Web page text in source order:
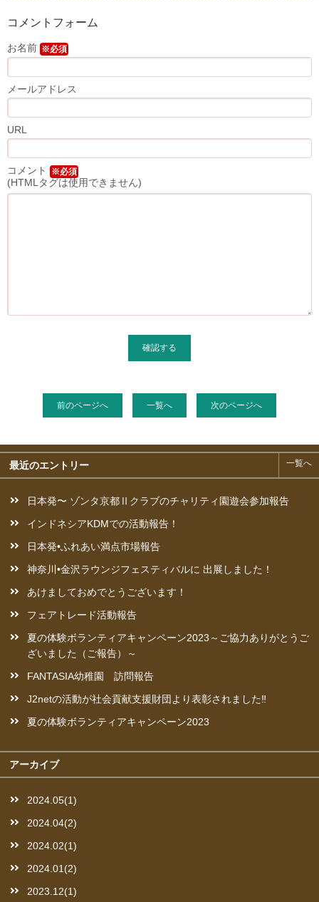
コメントフォーム
お名前 ※必須
メールアドレス
URL
コメント ※必須
(HTMLタグは使用できません)
前のページへ 一覧へ 次のページへ
最近のエントリー 一覧へ
日本発〜 ゾンタ京都Ⅱクラブのチャリティ園遊会参加報告
インドネシアKDMでの活動報告！
日本発•ふれあい満点市場報告
神奈川•金沢ラウンジフェスティバルに 出展しました！
あけましておめでとうございます！
フェアトレード活動報告
夏の体験ボランティアキャンペーン2023～ご協力ありがとうご
ざいました（ご報告）～
FANTASIA幼稚園 訪問報告
J2netの活動が社会貢献支援財団より表彰されました‼︎
夏の体験ボランティアキャンペーン2023
アーカイブ
2024.05(1)
2024.04(2)
2024.02(1)
2024.01(2)
2023.12(1)